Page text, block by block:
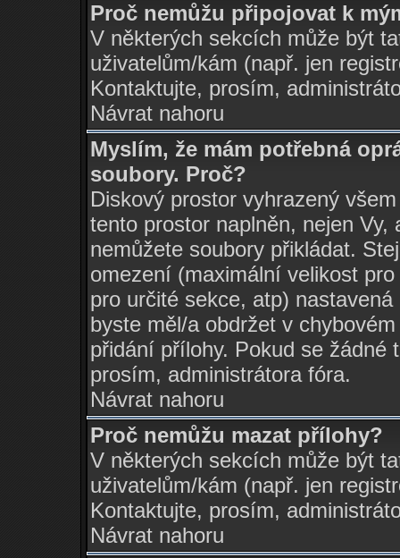
Proč nemůžu připojovat k
V některých sekcích může být
uživatelům/kám (např. jen
Kontaktujte, prosím,
Návrat nahoru
Myslím, že mám potřebná
soubory. Proč?
Diskový prostor vyhrazený
tento prostor naplněn, nejen
nemůžete soubory přikládat.
omezení (maximální velikost
pro určité sekce, atp)
byste měl/a obdržet v
přidání přílohy. Pokud se žádné
prosím, administrátora fóra.
Návrat nahoru
Proč nemůžu mazat přílohy?
V některých sekcích může být
uživatelům/kám (např. jen
Kontaktujte, prosím,
Návrat nahoru